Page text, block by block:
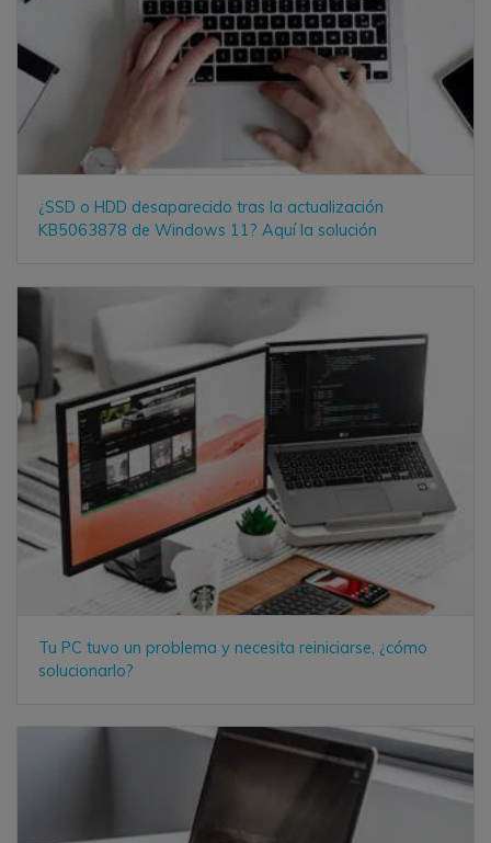
¿SSD o HDD desaparecido tras la actualización
KB5063878 de Windows 11? Aquí la solución
Tu PC tuvo un problema y necesita reiniciarse, ¿cómo
solucionarlo?